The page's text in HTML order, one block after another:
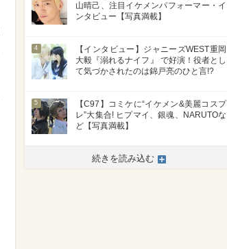
山晴己、注目イケメンパフォーマー・イ
ンタビュー【写真満載】
4
【インタビュー】ジャニーズWEST重岡
大毅『溺れるナイフ』 で好演！役者とし
て気づかされたのは錦戸亮のひと言!?
5
【C97】コミケに“イケメン&美麗コスプ
レ”大集合! ヒプマイ、銀魂、NARUTOな
ど【写真満載】
続きを読み込む